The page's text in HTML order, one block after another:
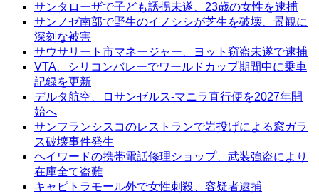
サンタローザで子ども誘拐未遂、23歳の女性を逮捕
サンノゼ南部で野生のイノシシが芝生を破壊、景観に
深刻な被害
サウサリート市マネージャー、ヨット窃盗未遂で逮捕
VTA、シリコンバレーでワールドカップ期間中に乗車
記録を更新
デルタ航空、ロサンゼルス-マニラ直行便を2027年開
始へ
サンフランシスコのレストランで岩投げによる窓ガラ
ス破壊事件発生
ヘイワードの携帯電話修理ショップ、武装強盗により
在庫全て盗難
キャピトラモール外で女性刺殺、容疑者逮捕